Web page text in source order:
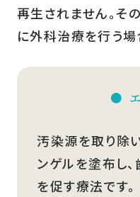
再生されません。そ
に外科治療を行う場
汚染源を取り除
ンゲルを塗布し
を促す療法です。